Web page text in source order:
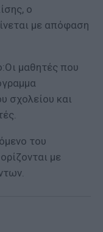
ο
με απόφαση
μαθητές που
σχολείου και
του
με